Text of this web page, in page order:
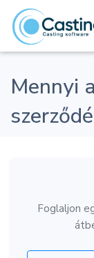
Mennyi
Foglaljon